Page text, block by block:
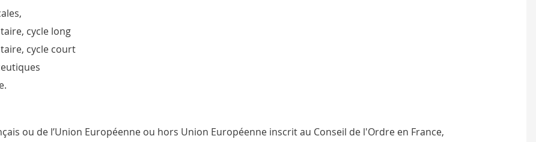
cycle long
cycle court
ou de l’Union Européenne ou hors Union Européenne inscrit au Conseil de l'Ordre en France,